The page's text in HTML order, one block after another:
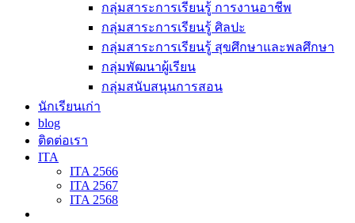
กลุ่มสาระการเรียนรู้ การงานอาชีพ
กลุ่มสาระการเรียนรู้ ศิลปะ
กลุ่มสาระการเรียนรู้ สุขศึกษาและพลศึกษา
กลุ่มพัฒนาผู้เรียน
กลุ่มสนับสนุนการสอน
นักเรียนเก่า
blog
ติดต่อเรา
ITA
ITA 2566
ITA 2567
ITA 2568